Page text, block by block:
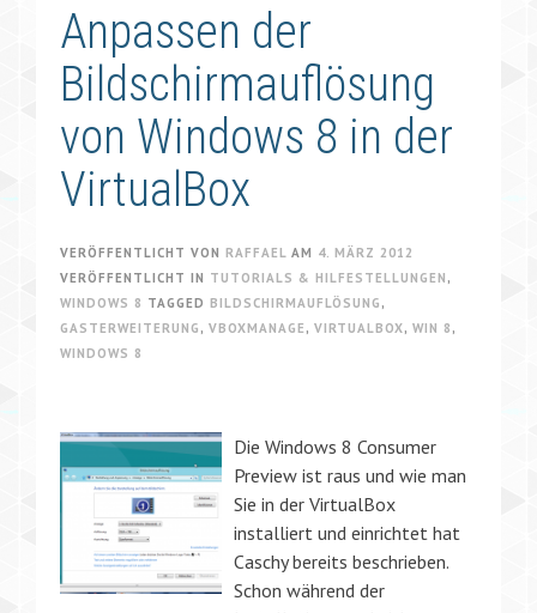
Anpassen der
Bildschirmauflösung
von Windows 8 in der
VirtualBox
VERÖFFENTLICHT VON RAFFAEL AM 4. MÄRZ 2012
VERÖFFENTLICHT IN TUTORIALS & HILFESTELLUNGEN ,
WINDOWS 8 TAGGED BILDSCHIRMAUFLÖSUNG ,
GASTERWEITERUNG , VBOXMANAGE , VIRTUALBOX, WIN 8 ,
WINDOWS 8
Die Windows 8 Consumer
Preview ist raus und wie man
Sie in der VirtualBox
installiert und einrichtet hat
Caschy bereits beschrieben.
Schon während der